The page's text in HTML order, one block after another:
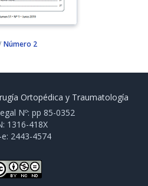
Número 2
Ortopédica y Traumatología
Nº: pp 85-0352
1316-418X
e: 2443-4574